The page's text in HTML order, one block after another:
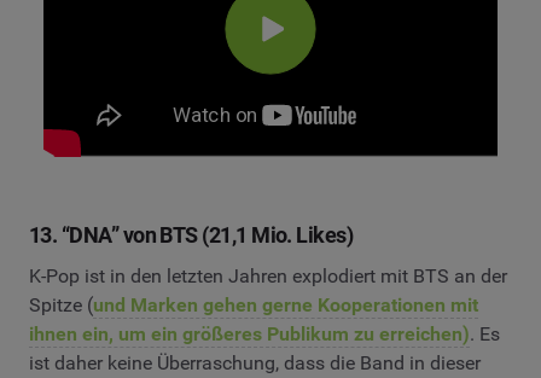
13. “DNA” von BTS (21,1 Mio. Likes)
K-Pop ist in den letzten Jahren explodiert mit BTS an der
Spitze (und Marken gehen gerne Kooperationen mit
ihnen ein, um ein größeres Publikum zu erreichen). Es
ist daher keine Überraschung, dass die Band in dieser